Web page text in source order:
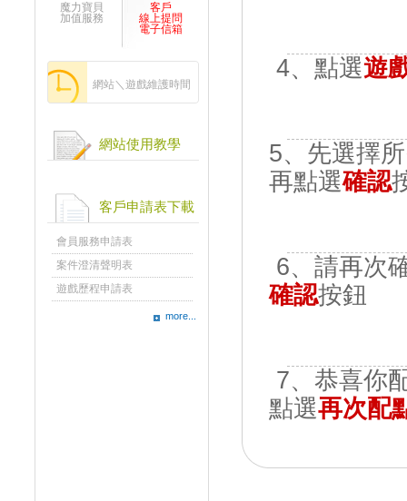
魔力寶貝
加值服務
客戶
線上提問
電子信箱
網站＼遊戲維護時間
網站使用教學
客戶申請表下載
會員服務申請表
案件澄清聲明表
遊戲歷程申請表
more...
4、點選遊
5、先選擇
再點選確認
6、請再次
確認按鈕
7、恭喜你
點選再次配